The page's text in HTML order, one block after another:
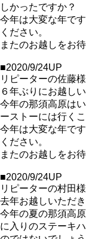
しかったですか？
今年は大変な年で
ください。
またのお越しをお
■2020/9/24UP
リピーターの佐藤様
６年ぶりにお越し
今年の那須高原は
ーストーには行く
今年は大変な年で
ください。
またのお越しをお
■2020/9/24UP
リピーターの村田様
去年お越しいただき
今年の夏の那須高
に入りのステーキ